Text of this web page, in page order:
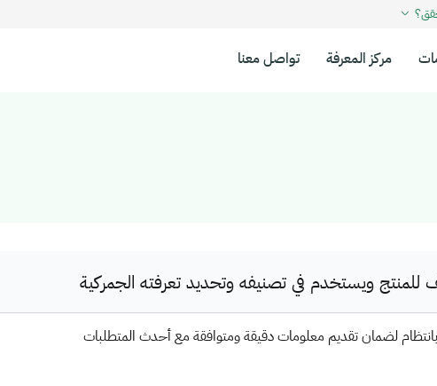
مركز المعرفة تواصل معنا
ويستخدم في تصنيفه وتحديد تعرفته الجمركية
لضمان تقديم معلومات دقيقة ومتوافقة مع أحدث المتطلبات